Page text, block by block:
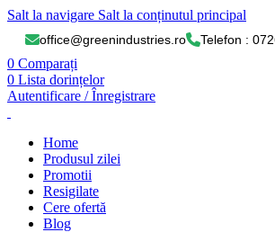
Salt la navigare Salt la conținutul principal
office@greenindustries.ro Telefon :
0 Comparați
0 Lista dorințelor
Autentificare / Înregistrare
Home
Produsul zilei
Promotii
Resigilate
Cere ofertă
Blog